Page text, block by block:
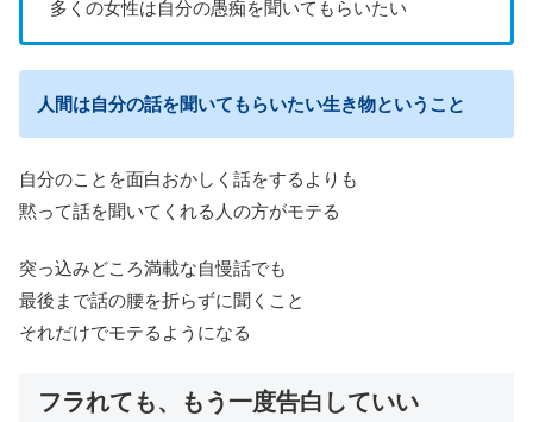
多くの女性は自分の愚痴を聞いてもらいたい
人間は自分の話を聞いてもらいたい生き物ということ
自分のことを面白おかしく話をするよりも
黙って話を聞いてくれる人の方がモテる
突っ込みどころ満載な自慢話でも
最後まで話の腰を折らずに聞くこと
それだけでモテるようになる
フラれても、もう一度告白していい